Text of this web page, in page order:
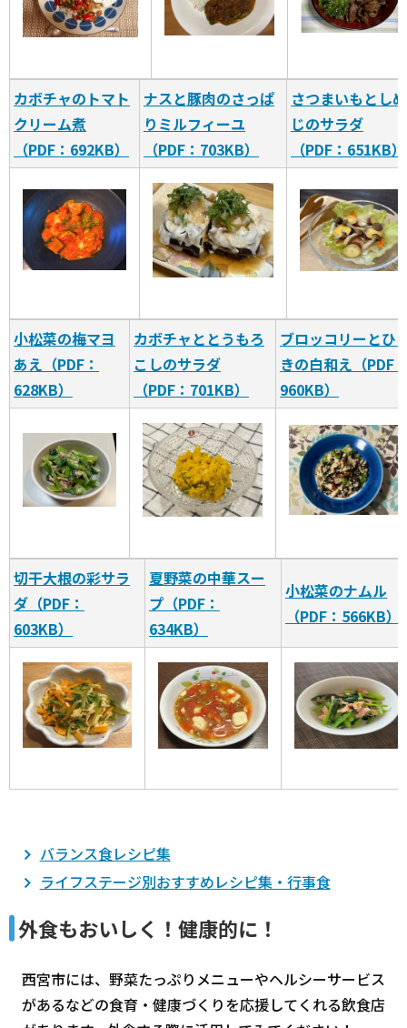
カボチャのトマト
クリーム煮
（PDF：692KB）
ナスと豚肉のさっぱ
りミルフィーユ
（PDF：703KB）
さつまいもとしめ
じのサラダ
（PDF：651KB）
小松菜の梅マヨ
あえ（PDF：
628KB）
カボチャととうもろ
こしのサラダ
（PDF：701KB）
ブロッコリーとひ
きの白和え（PDF
960KB）
切干大根の彩サラ
ダ（PDF：
603KB）
夏野菜の中華スー
プ（PDF：
634KB）
小松菜のナムル
（PDF：566KB）
バランス食レシピ集
ライフステージ別おすすめレシピ集・行事食
外食もおいしく！健康的に！
西宮市には、野菜たっぷりメニューやヘルシーサービス
があるなどの食育・健康づくりを応援してくれる飲食店